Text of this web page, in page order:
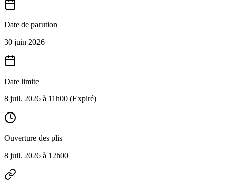
Date de parution
30 juin 2026
Date limite
8 juil. 2026 à 11h00 (Expiré)
Ouverture des plis
8 juil. 2026 à 12h00